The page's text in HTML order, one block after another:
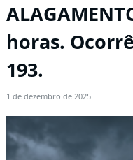
horas.
193.
1 de dezembro de 2025